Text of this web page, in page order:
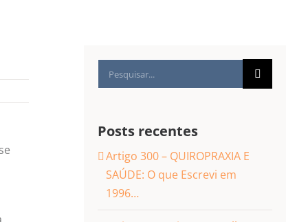
resultados
Posts recentes
Artigo 300 – QUIROPRAXIA E
SAÚDE: O que Escrevi em
1996…